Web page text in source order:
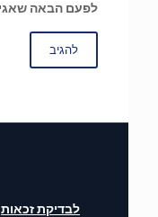
לפעם הבאה
לבדיקת